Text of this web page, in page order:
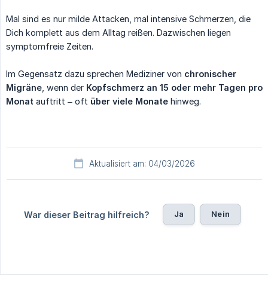
Mal sind es nur milde Attacken, mal intensive Schmerzen, die
Dich komplett aus dem Alltag reißen. Dazwischen liegen
symptomfreie Zeiten.
Im Gegensatz dazu sprechen Mediziner von chronischer
Migräne , wenn der Kopfschmerz an 15 oder mehr Tagen pro
Monat auftritt – oft über viele Monate hinweg.
Aktualisiert am: 04/03/2026
War dieser Beitrag hilfreich? Ja Nein